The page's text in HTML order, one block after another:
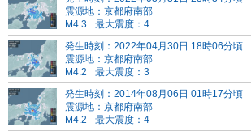
震源地：京都府南部
M4.3
最大震度：4
発生時刻：2022年04月30日 18時06分頃
震源地：京都府南部
M4.2
最大震度：3
発生時刻：2014年08月06日 01時17分頃
震源地：京都府南部
M4.2
最大震度：4